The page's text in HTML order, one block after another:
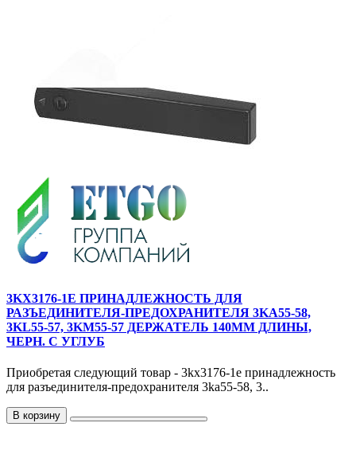
3KX3176-1E ПРИНАДЛЕЖНОСТЬ ДЛЯ
РАЗЪЕДИНИТЕЛЯ-ПРЕДОХРАНИТЕЛЯ 3KA55-58,
3KL55-57, 3KM55-57 ДЕРЖАТЕЛЬ 140MM ДЛИНЫ,
ЧЕРН. С УГЛУБ
Приобретая следующий товар - 3kx3176-1e принадлежность
для разъединителя-предохранителя 3ka55-58, 3..
В корзину